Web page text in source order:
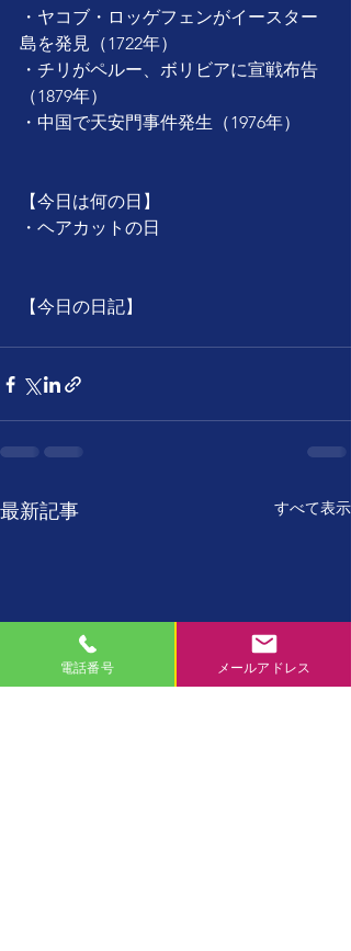
・ヤコブ・ロッゲフェンがイースター
島を発見（1722年）
・チリがペルー、ボリビアに宣戦布告
（1879年）
・中国で天安門事件発生（1976年）
【今日は何の日】
・ヘアカットの日
【今日の日記】
最新記事 すべて表示
電話番号 メールアドレス